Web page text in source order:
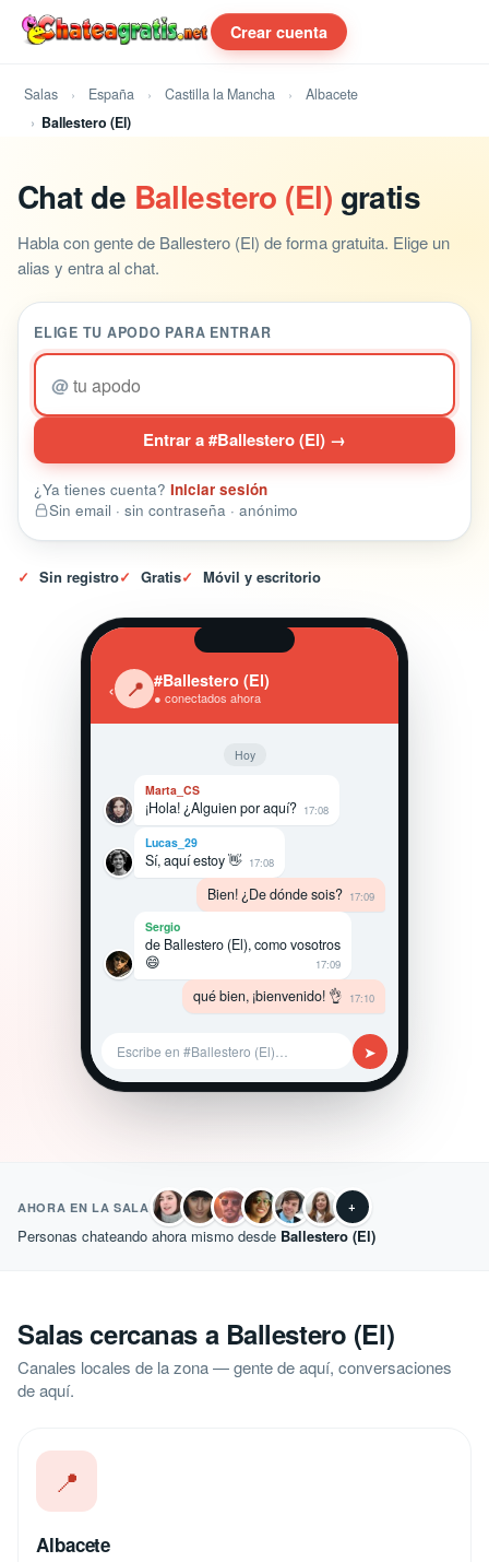
Crear cuenta
Salas España Castilla la Mancha
Albacete
Ballestero (El)
Chat de Ballestero (El) gratis
Habla con gente de Ballestero (El) de forma gratuita. Elige un
alias y entra al chat.
ELIGE TU APODO PARA ENTRAR
@
Entrar a #Ballestero (El) →
¿Ya tienes cuenta? Iniciar sesión
Sin email · sin contraseña · anónimo
✓ Sin registro✓ Gratis✓ Móvil y escritorio
‹ 📍 #Ballestero (El)
● conectados ahora
Hoy
Marta_CS
¡Hola! ¿Alguien por aquí? 17:08
Lucas_29
Sí, aquí estoy 👋 17:08
Bien! ¿De dónde sois? 17:09
Sergio
de Ballestero (El), como vosotros
😄
17:09
qué bien, ¡bienvenido! 👌 17:10
Escribe en #Ballestero (El)… ➤
AHORA EN LA SALA +
Personas chateando ahora mismo desde Ballestero (El)
Salas cercanas a Ballestero (El)
Canales locales de la zona — gente de aquí, conversaciones
de aquí.
📍
Albacete